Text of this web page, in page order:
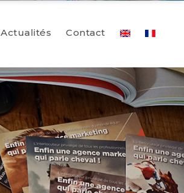
Actualités Contact